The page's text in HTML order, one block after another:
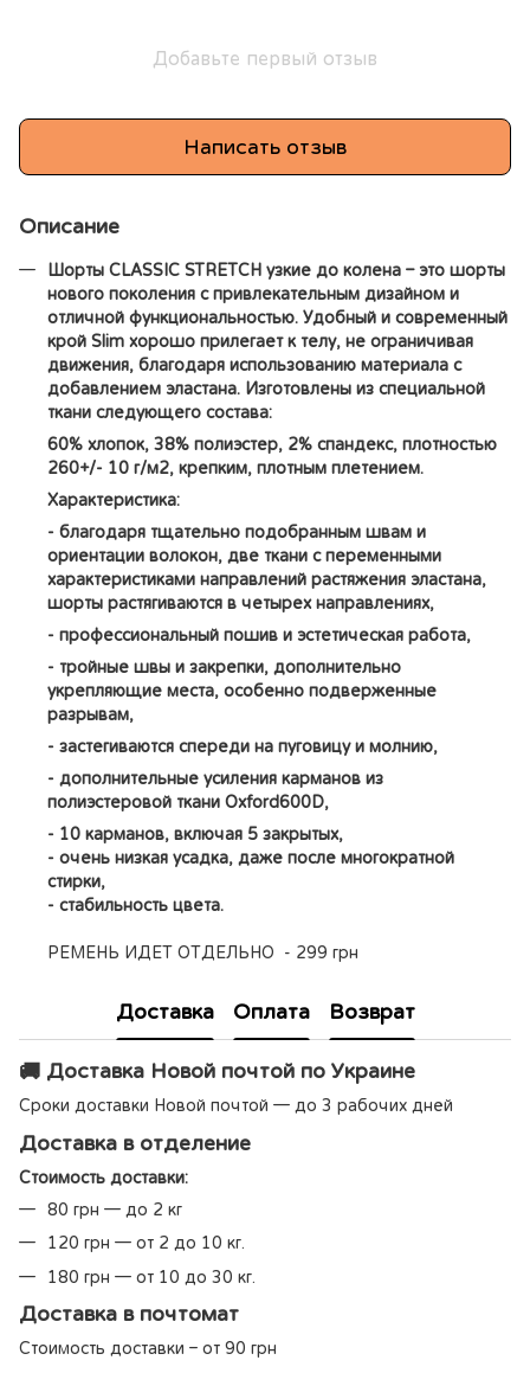
Добавьте первый отзыв
Написать отзыв
Описание
Шорты CLASSIC STRETCH узкие до колена – это шорты
нового поколения с привлекательным дизайном и
отличной функциональностью. Удобный и современный
крой Slim хорошо прилегает к телу, не ограничивая
движения, благодаря использованию материала с
добавлением эластана. Изготовлены из специальной
ткани следующего состава:
60% хлопок, 38% полиэстер, 2% спандекс, плотностью
260+/- 10 г/м2, крепким, плотным плетением.
Характеристика:
- благодаря тщательно подобранным швам и
ориентации волокон, две ткани с переменными
характеристиками направлений растяжения эластана,
шорты растягиваются в четырех направлениях,
- профессиональный пошив и эстетическая работа,
- тройные швы и закрепки, дополнительно
укрепляющие места, особенно подверженные
разрывам,
- застегиваются спереди на пуговицу и молнию,
- дополнительные усиления карманов из
полиэстеровой ткани Oxford600D,
- 10 карманов, включая 5 закрытых,
- очень низкая усадка, даже после многократной
стирки,
- стабильность цвета.
РЕМЕНЬ ИДЕТ ОТДЕЛЬНО - 299 грн
Доставка Оплата Возврат
🚚 Доставка Новой почтой по Украине
Сроки доставки Новой почтой — до 3 рабочих дней
Доставка в отделение
Стоимость доставки:
80 грн — до 2 кг
120 грн — от 2 до 10 кг.
180 грн — от 10 до 30 кг.
Доставка в почтомат
Стоимость доставки – от 90 грн